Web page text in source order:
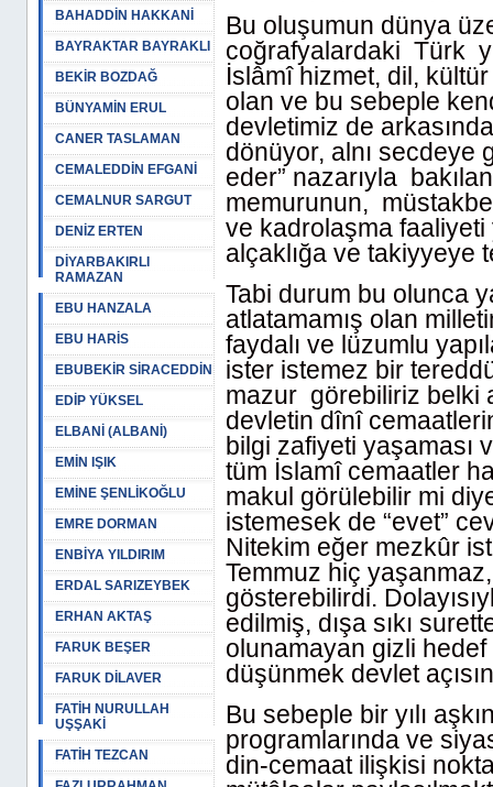
BAHADDİN HAKKANİ
BAYRAKTAR BAYRAKLI
BEKİR BOZDAĞ
BÜNYAMİN ERUL
CANER TASLAMAN
CEMALEDDİN EFGANİ
CEMALNUR SARGUT
DENİZ ERTEN
DİYARBAKIRLI
RAMAZAN
EBU HANZALA
EBU HARİS
EBUBEKİR SİRACEDDİN
EDİP YÜKSEL
ELBANİ (ALBANİ)
EMİN IŞIK
EMİNE ŞENLİKOĞLU
EMRE DORMAN
ENBİYA YILDIRIM
ERDAL SARIZEYBEK
ERHAN AKTAŞ
FARUK BEŞER
FARUK DİLAVER
FATİH NURULLAH
UŞŞAKİ
FATİH TEZCAN
Bu oluşumun dünya
coğrafyalardaki Türk
İslâmî hizmet, dil,
olan ve bu sebeple
devletimiz de
dönüyor, alnı secdeye
eder” nazarıyla
memurunun,
ve kadrolaşma faaliyeti
alçaklığa ve takiyyeye
Tabi durum bu olunca
atlatamamış olan
faydalı ve lüzumlu
ister istemez bir
mazur görebiliriz belki
devletin dînî
bilgi zafiyeti yaşaması
tüm İslamî cemaatler
makul görülebilir mi
istemesek de “evet”
Nitekim eğer mezkûr
Temmuz hiç
gösterebilirdi.
edilmiş, dışa sıkı
olunamayan gizli
düşünmek devlet
Bu sebeple bir yılı
programlarında ve
din-cemaat ilişkisi